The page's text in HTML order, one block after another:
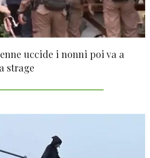
uccide i nonni poi va a
strage